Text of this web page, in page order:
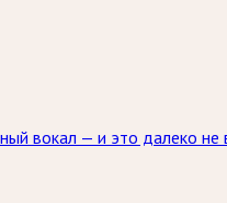
вокал — и это далеко